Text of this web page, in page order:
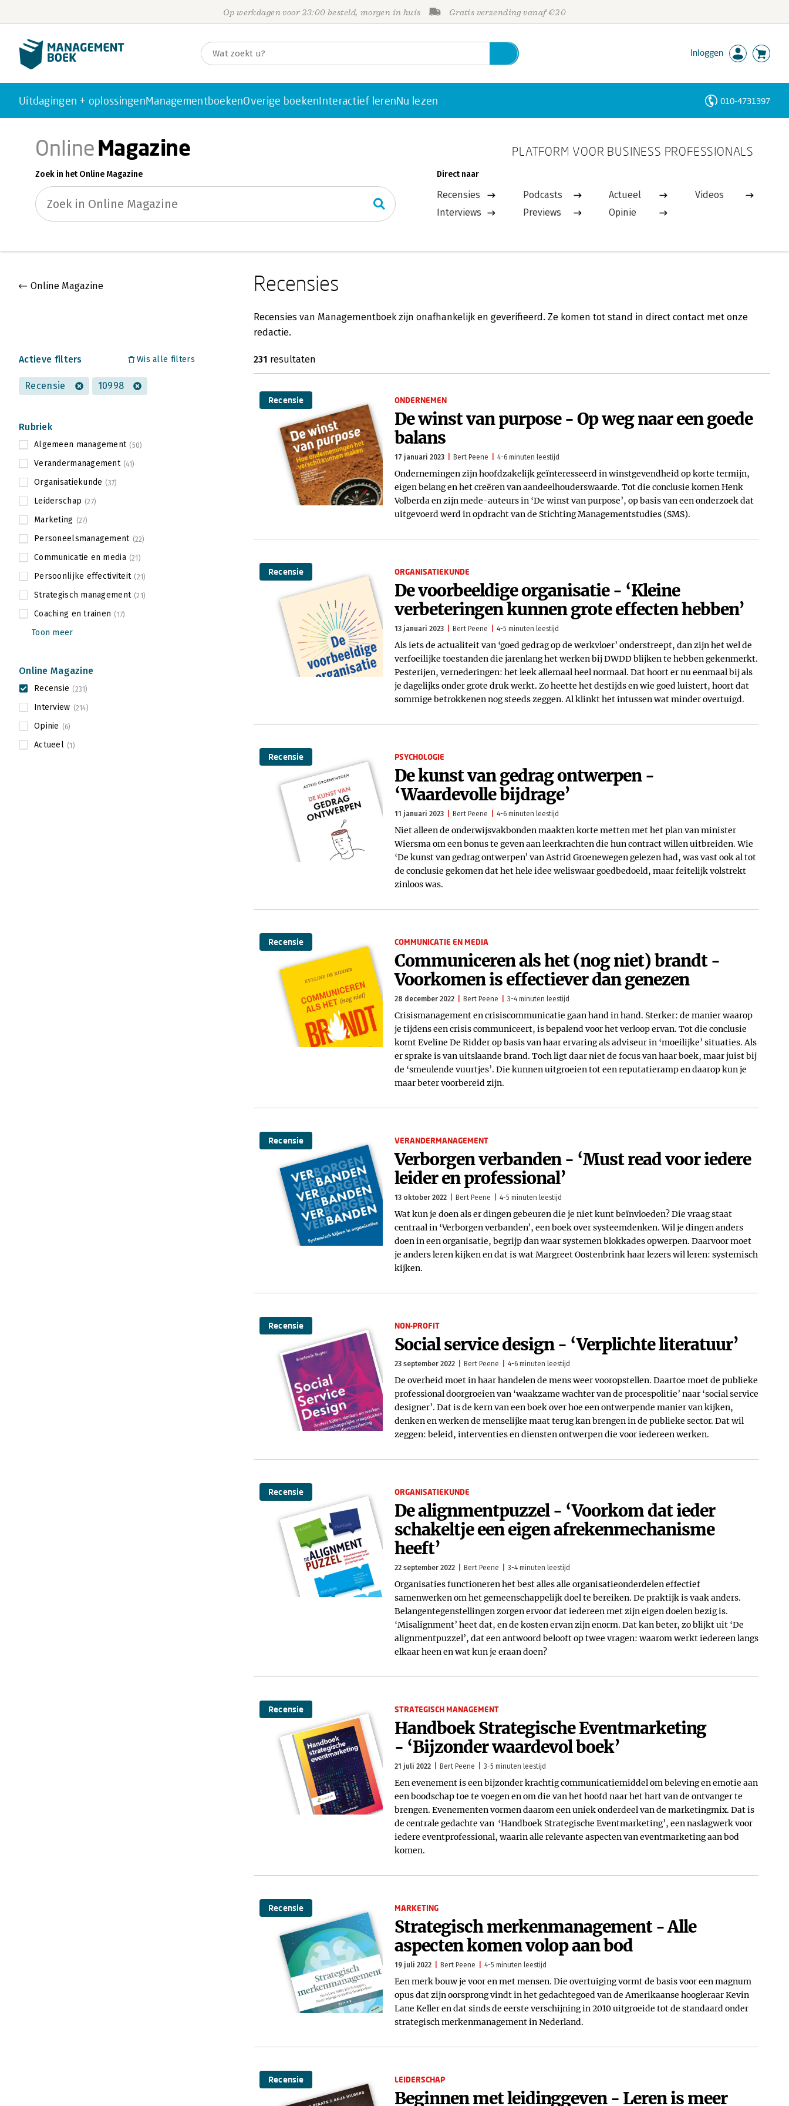
Op werkdagen voor 23:00 besteld, morgen in huis Gratis verzending vanaf €20
Inloggen
Uitdagingen + oplossingenManagementboekenOverige boekenInteractief lerenNu lezen 010-4731397
OnlineMagazine PLATFORM VOOR BUSINESS PROFESSIONALS
Zoek in het Online Magazine Direct naar
Recensies
Interviews
Podcasts
Previews
Actueel
Opinie
Videos
Gevonden artikelen
Online Magazine
Actieve filters Wis alle filters
Recensie 10998
Rubriek
Algemeen management (50)
Verandermanagement (41)
Organisatiekunde (37)
Leiderschap (27)
Marketing (27)
Personeelsmanagement (22)
Communicatie en media (21)
Persoonlijke effectiviteit (21)
Strategisch management (21)
Coaching en trainen (17)
Toon meer
Online Magazine
Recensie (231)
Interview (214)
Opinie (6)
Actueel (1)
Recensies
Recensies van Managementboek zijn onafhankelijk en geverifieerd. Ze komen tot stand in direct contact met onze
redactie.
231 resultaten
Recensie ONDERNEMEN
De winst van purpose - Op weg naar een goede
balans
17 januari 2023 Bert Peene 4-6 minuten leestijd
Ondernemingen zijn hoofdzakelijk geïnteresseerd in winstgevendheid op korte termijn,
eigen belang en het creëren van aandeelhouderswaarde. Tot die conclusie komen Henk
Volberda en zijn mede-auteurs in ‘De winst van purpose’, op basis van een onderzoek dat
uitgevoerd werd in opdracht van de Stichting Managementstudies (SMS).
Recensie ORGANISATIEKUNDE
De voorbeeldige organisatie - ‘Kleine
verbeteringen kunnen grote effecten hebben’
13 januari 2023 Bert Peene 4-5 minuten leestijd
Als iets de actualiteit van ‘goed gedrag op de werkvloer’ onderstreept, dan zijn het wel de
verfoeilijke toestanden die jarenlang het werken bij DWDD blijken te hebben gekenmerkt.
Pesterijen, vernederingen: het leek allemaal heel normaal. Dat hoort er nu eenmaal bij als
je dagelijks onder grote druk werkt. Zo heette het destijds en wie goed luistert, hoort dat
sommige betrokkenen nog steeds zeggen. Al klinkt het intussen wat minder overtuigd.
Recensie PSYCHOLOGIE
De kunst van gedrag ontwerpen -
‘Waardevolle bijdrage’
11 januari 2023 Bert Peene 4-6 minuten leestijd
Niet alleen de onderwijsvakbonden maakten korte metten met het plan van minister
Wiersma om een bonus te geven aan leerkrachten die hun contract willen uitbreiden. Wie
‘De kunst van gedrag ontwerpen’ van Astrid Groenewegen gelezen had, was vast ook al tot
de conclusie gekomen dat het hele idee weliswaar goedbedoeld, maar feitelijk volstrekt
zinloos was.
Recensie COMMUNICATIE EN MEDIA
Communiceren als het (nog niet) brandt -
Voorkomen is effectiever dan genezen
28 december 2022 Bert Peene 3-4 minuten leestijd
Crisismanagement en crisiscommunicatie gaan hand in hand. Sterker: de manier waarop
je tijdens een crisis communiceert, is bepalend voor het verloop ervan. Tot die conclusie
komt Eveline De Ridder op basis van haar ervaring als adviseur in ‘moeilijke’ situaties. Als
er sprake is van uitslaande brand. Toch ligt daar niet de focus van haar boek, maar juist bij
de ‘smeulende vuurtjes’. Die kunnen uitgroeien tot een reputatieramp en daarop kun je
maar beter voorbereid zijn.
Recensie VERANDERMANAGEMENT
Verborgen verbanden - ‘Must read voor iedere
leider en professional’
13 oktober 2022 Bert Peene 4-5 minuten leestijd
Wat kun je doen als er dingen gebeuren die je niet kunt beïnvloeden? Die vraag staat
centraal in ‘Verborgen verbanden’, een boek over systeemdenken. Wil je dingen anders
doen in een organisatie, begrijp dan waar systemen blokkades opwerpen. Daarvoor moet
je anders leren kijken en dat is wat Margreet Oostenbrink haar lezers wil leren: systemisch
kijken.
Recensie NON-PROFIT
Social service design - ‘Verplichte literatuur’
23 september 2022 Bert Peene 4-6 minuten leestijd
De overheid moet in haar handelen de mens weer vooropstellen. Daartoe moet de publieke
professional doorgroeien van ‘waakzame wachter van de procespolitie’ naar ‘social service
designer’. Dat is de kern van een boek over hoe een ontwerpende manier van kijken,
denken en werken de menselijke maat terug kan brengen in de publieke sector. Dat wil
zeggen: beleid, interventies en diensten ontwerpen die voor iedereen werken.
Recensie ORGANISATIEKUNDE
De alignmentpuzzel - ‘Voorkom dat ieder
schakeltje een eigen afrekenmechanisme
heeft’
22 september 2022 Bert Peene 3-4 minuten leestijd
Organisaties functioneren het best alles alle organisatieonderdelen effectief
samenwerken om het gemeenschappelijk doel te bereiken. De praktijk is vaak anders.
Belangentegenstellingen zorgen ervoor dat iedereen met zijn eigen doelen bezig is.
‘Misalignment’ heet dat, en de kosten ervan zijn enorm. Dat kan beter, zo blijkt uit ‘De
alignmentpuzzel’, dat een antwoord belooft op twee vragen: waarom werkt iedereen langs
elkaar heen en wat kun je eraan doen?
Recensie STRATEGISCH MANAGEMENT
Handboek Strategische Eventmarketing
- ‘Bijzonder waardevol boek’
21 juli 2022 Bert Peene 3-5 minuten leestijd
Een evenement is een bijzonder krachtig communicatiemiddel om beleving en emotie aan
een boodschap toe te voegen en om die van het hoofd naar het hart van de ontvanger te
brengen. Evenementen vormen daarom een uniek onderdeel van de marketingmix. Dat is
de centrale gedachte van ‘Handboek Strategische Eventmarketing’, een naslagwerk voor
iedere eventprofessional, waarin alle relevante aspecten van eventmarketing aan bod
komen.
Recensie MARKETING
Strategisch merkenmanagement - Alle
aspecten komen volop aan bod
19 juli 2022 Bert Peene 4-5 minuten leestijd
Een merk bouw je voor en met mensen. Die overtuiging vormt de basis voor een magnum
opus dat zijn oorsprong vindt in het gedachtegoed van de Amerikaanse hoogleraar Kevin
Lane Keller en dat sinds de eerste verschijning in 2010 uitgroeide tot de standaard onder
strategisch merkenmanagement in Nederland.
Recensie LEIDERSCHAP
Beginnen met leidinggeven - Leren is meer
Personen
Trefwoorden